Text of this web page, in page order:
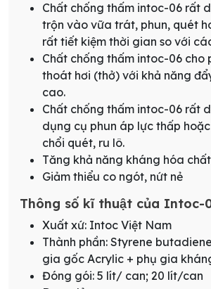
Chất chống thấm intoc-06 rất
trộn vào vữa trát, phun, quét
rất tiết kiệm thời gian so với
Chất chống thấm intoc-06 cho
thoát hơi (thở) với khả năng
cao.
Chất chống thấm intoc-06 rất
dụng cụ phun áp lực thấp
chổi quét, ru lô.
Tăng khả năng kháng hóa
Giảm thiểu co ngót, nứt nẻ
Thông số kĩ thuật của Intoc-
Xuất xứ: Intoc Việt Nam
Thành phần: Styrene
gia gốc Acrylic + phụ gia
Đóng gói: 5 lít/ can; 20 lít/can